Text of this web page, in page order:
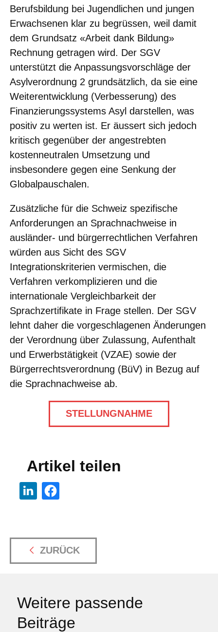
Berufsbildung bei Jugendlichen und jungen
Erwachsenen klar zu begrüssen, weil damit
dem Grundsatz «Arbeit dank Bildung»
Rechnung getragen wird. Der SGV
unterstützt die Anpassungsvorschläge der
Asylverordnung 2 grundsätzlich, da sie eine
Weiterentwicklung (Verbesserung) des
Finanzierungssystems Asyl darstellen, was
positiv zu werten ist. Er äussert sich jedoch
kritisch gegenüber der angestrebten
kostenneutralen Umsetzung und
insbesondere gegen eine Senkung der
Globalpauschalen.
Zusätzliche für die Schweiz spezifische
Anforderungen an Sprachnachweise in
ausländer- und bürgerrechtlichen Verfahren
würden aus Sicht des SGV
Integrationskriterien vermischen, die
Verfahren verkomplizieren und die
internationale Vergleichbarkeit der
Sprachzertifikate in Frage stellen. Der SGV
lehnt daher die vorgeschlagenen Änderungen
der Verordnung über Zulassung, Aufenthalt
und Erwerbstätigkeit (VZAE) sowie der
Bürgerrechtsverordnung (BüV) in Bezug auf
die Sprachnachweise ab.
STELLUNGNAHME
Artikel teilen
ZURÜCK
Weitere passende
Beiträge